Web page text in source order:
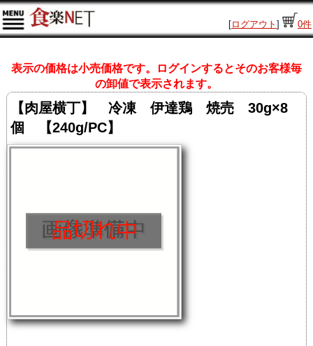
[ログアウト ] 0件
表示の価格は小売価格です。ログインするとそのお客様毎
の卸値で表示されます。
【肉屋横丁】 冷凍 伊達鶏 焼売 30g×8
個 【240g/PC】